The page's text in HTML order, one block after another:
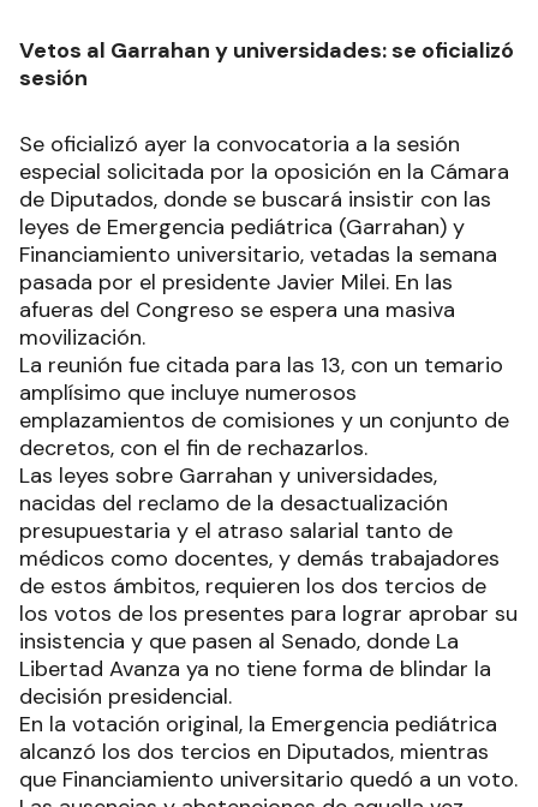
Vetos al Garrahan y universidades: se oficializó
sesión
Se oficializó ayer la convocatoria a la sesión
especial solicitada por la oposición en la Cámara
de Diputados, donde se buscará insistir con las
leyes de Emergencia pediátrica (Garrahan) y
Financiamiento universitario, vetadas la semana
pasada por el presidente Javier Milei. En las
afueras del Congreso se espera una masiva
movilización.
La reunión fue citada para las 13, con un temario
amplísimo que incluye numerosos
emplazamientos de comisiones y un conjunto de
decretos, con el fin de rechazarlos.
Las leyes sobre Garrahan y universidades,
nacidas del reclamo de la desactualización
presupuestaria y el atraso salarial tanto de
médicos como docentes, y demás trabajadores
de estos ámbitos, requieren los dos tercios de
los votos de los presentes para lograr aprobar su
insistencia y que pasen al Senado, donde La
Libertad Avanza ya no tiene forma de blindar la
decisión presidencial.
En la votación original, la Emergencia pediátrica
alcanzó los dos tercios en Diputados, mientras
que Financiamiento universitario quedó a un voto.